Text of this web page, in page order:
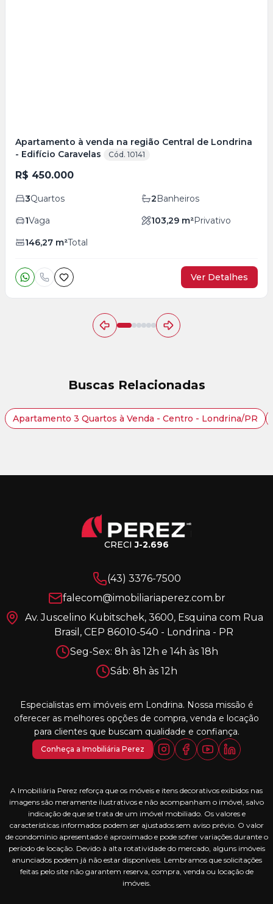
Apartamento à venda na região Central de Londrina
- Edifício Caravelas
Cód. 10141
R$ 450.000
3Quartos 2Banheiros
1Vaga 103,29 m²Privativo
146,27 m²Total
Ver Detalhes
Buscas Relacionadas
Apartamento 3 Quartos à Venda - Centro - Londrina/PR
CRECIJ-2.696
(43) 3376-7500
falecom@imobiliariaperez.com.br
Av. Juscelino Kubitschek, 3600, Esquina com Rua
Brasil, CEP 86010-540 - Londrina - PR
Seg-Sex: 8h às 12h e 14h às 18h
Sáb: 8h às 12h
Especialistas em imóveis em Londrina. Nossa missão é
oferecer as melhores opções de compra, venda e locação
para clientes que buscam qualidade e confiança.
Conheça a Imobiliária Perez
A Imobiliária Perez reforça que os móveis e itens decorativos exibidos nas
imagens são meramente ilustrativos e não acompanham o imóvel, salvo
indicação de que se trata de um imóvel mobiliado. Os valores e
características informados podem ser ajustados sem aviso prévio. O valor
de condomínio apresentado é aproximado e pode sofrer variações durante o
período de locação. Devido à alta rotatividade do mercado, alguns imóveis
anunciados podem já não estar disponíveis. Lembramos que solicitações
feitas pelo site não garantem reserva, compra, venda ou locação de
imóveis.